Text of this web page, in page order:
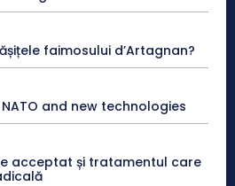
faimosului d’Artagnan?
and new technologies
acceptat și tratamentul care